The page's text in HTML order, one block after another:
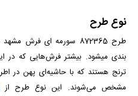
نوع طرح
طرح 872365 سورمه­ ای فرش مشهد
بندی می­شود. بیشتر فرش‌هایی که در
ترنج هستند که با حاشیه‌ای پهن در
مشخص می‌شوند. این نوع طرح